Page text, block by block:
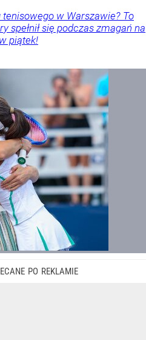
w Warszawie? To
spełnił się podczas zmagań na
piątek!